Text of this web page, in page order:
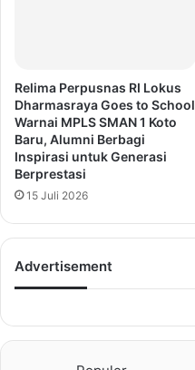
Relima Perpusnas RI Lokus
Dharmasraya Goes to School
Warnai MPLS SMAN 1 Koto
Baru, Alumni Berbagi
Inspirasi untuk Generasi
Berprestasi
15 Juli 2026
Advertisement